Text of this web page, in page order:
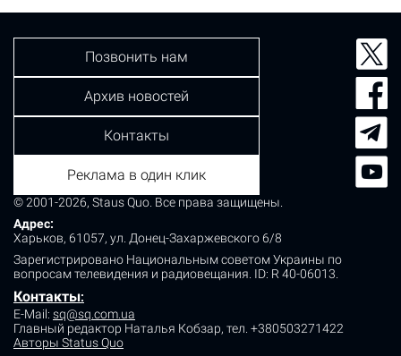
© 2001-2026, Staus Quo. Все права защищены.
Адрес:
Харьков, 61057, ул. Донец-Захаржевского 6/8
Зарегистрировано Национальным советом Украины по
вопросам телевидения и радиовещания. ID: R 40-06013.
Контакты:
E-Mail: sq@sq.com.ua
Главный редактор Наталья Кобзар, тел. +380503271422
Авторы Status Quo
Позвонить нам
Архив новостей
Контакты
Реклама в один клик